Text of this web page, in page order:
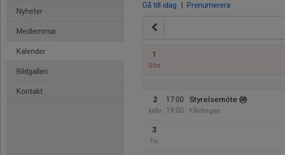
Nyheter
Medlemmar
Kalender
Bildgalleri
Kontakt
Gå till idag | Prenumerera
1
Sön
2
Mån
17:00
19:00
Styrelsemöte
Fålehagen
3
Tis